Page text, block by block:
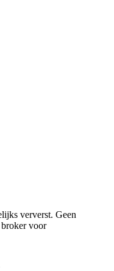
ververst. Geen
voor